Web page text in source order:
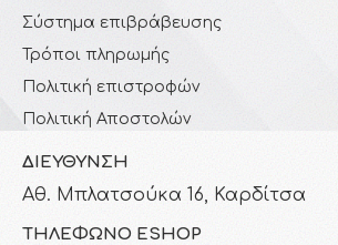
Σύστημα επιβράβευσης
Τρόποι πληρωμής
Πολιτική επιστροφών
Πολιτική Αποστολών
ΔΙΕΎΘΥΝΣΗ
Αθ. Μπλατσούκα 16, Καρδίτσα
ΤΗΛΈΦΩΝΟ ESHOP